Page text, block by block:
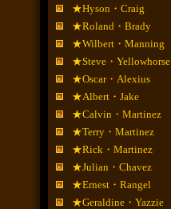
★Hyson・Craig
★Roland・Brady
★Wilbert・Manning
★Steve・Yellowhorse
★Oscar・Alexius
★Albert・Jake
★Calvin・Martinez
★Terry・Martinez
★Rick・Martinez
★Julian・Chavez
★Ernest・Rangel
★Geraldine・Yazzie